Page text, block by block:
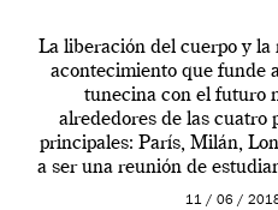
La liberación del cuerpo y la
acontecimiento que funde
tunecina con el futuro
alrededores de las cuatro
principales: París, Milán,
a ser una reunión de
otras
11 / 06 /